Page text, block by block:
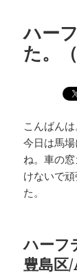
ハー
た。
こんばん
今日は馬
ね。車の
けないで
た。
ハーフ
豊島区/